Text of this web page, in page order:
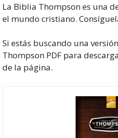
La Biblia Thompson es una
el mundo cristiano.
Si estás buscando una
Thompson PDF para
de la página.